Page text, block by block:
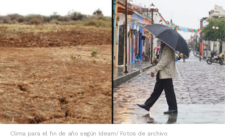
Clima para el fin de año según Ideam/ Fotos de archivo